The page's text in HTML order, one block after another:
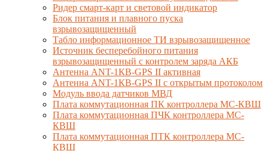
Ридер смарт-карт и световой индикатор
Блок питания и плавного пуска
взрывозащищенный
Табло информационное ТИ взрывозащищенное
Источник бесперебойного питания
взрывозащищенный с контролем заряда АКБ
Антенна ANT-1КВ-GPS II активная
Антенна ANT-1КВ-GPS II с открытым протоколом
Модуль ввода датчиков МВД
Плата коммутационная ПК контроллера МС-КВШ
Плата коммутационная ПЧК контроллера МС-
КВШ
Плата коммутационная ПТК контроллера МС-
КВШ